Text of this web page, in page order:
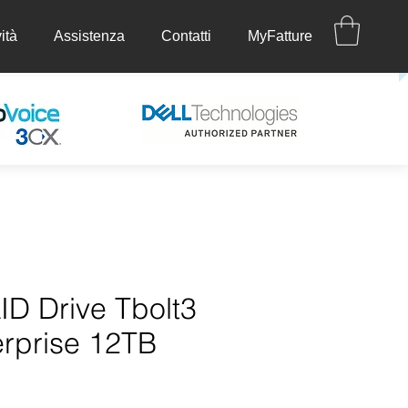
Assistenza Contatti
Assistenza Contatti MyFatture
Drive Tbolt3
12TB